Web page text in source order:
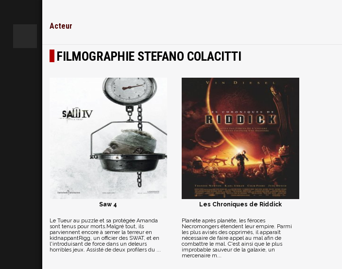
Acteur
FILMOGRAPHIE STEFANO COLACITTI
Saw 4
Le Tueur au puzzle et sa protégée Amanda
sont tenus pour morts.Malgré tout, ils
parviennent encore à semer la terreur en
kidnappantRigg, un officier des SWAT, et en
l'introduisant de force dans un deleurs
horribles jeux. Assisté de deux profilers du ...
Les Chroniques de Riddick
Planète après planète, les féroces
Necromongers étendent leur empire. Parmi
les plus avisés des opprimés, il apparaît
nécessaire de faire appel au mal afin de
combattre le mal. C'est ainsi que le plus
improbable sauveur de la galaxie, un
mercenaire m...